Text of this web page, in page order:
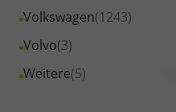
anzeigen
Suzuki
anzeigen
Fahrzeuge
Toyota
anzeigen
Volkswagen(1243)
Alle
Fahrzeuge
Volkswagen
Volvo(3)
Alle
Fahrzeuge
Weitere(5)
Alle